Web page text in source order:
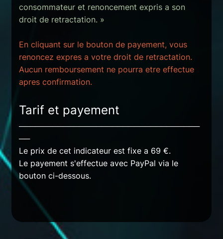
consommateur et renoncement expris a son
droit de retractation. »
En cliquant sur le bouton de payement, vous
renoncez expres a votre droit de retractation.
Aucun remboursement ne pourra etre effectue
apres confirmation.
Tarif et payement
─────────────────────────────────
──
Le prix de cet indicateur est fixe a 69 €.
Le payement s'effectue avec PayPal via le
bouton ci-dessous.